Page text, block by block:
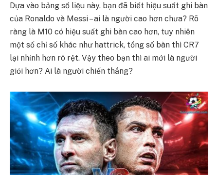
Dựa vào bảng số liệu này, bạn đã biết hiệu suất ghi bàn
của Ronaldo và Messi – ai là người cao hơn chưa? Rõ
ràng là M10 có hiệu suất ghi bàn cao hơn, tuy nhiên
một số chỉ số khác như hattrick, tổng số bàn thì CR7
lại nhỉnh hơn rõ rệt. Vậy theo bạn thì ai mới là người
giỏi hơn? Ai là người chiến thắng?